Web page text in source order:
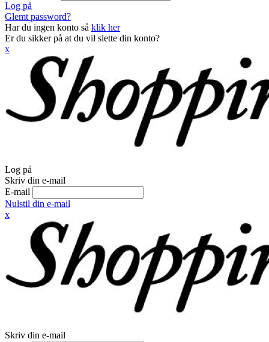
Log på
Glemt password?
Har du ingen konto så klik her
Er du sikker på at du vil slette din konto?
x
Log på
Skriv din e-mail
E-mail
Nulstil din e-mail
x
Skriv din e-mail